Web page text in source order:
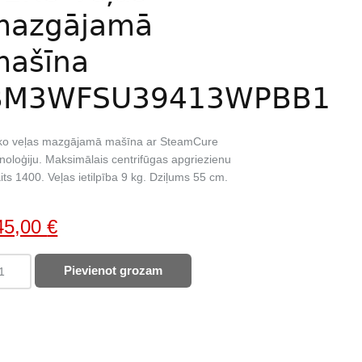
veļas mazgājamā mašīna ar SteamCure
Maksimālais centrifūgas apgriezienu
1400. Veļas ietilpība 9 kg. Dziļums 55 cm.
€Current
price
is:
Pievienot grozam